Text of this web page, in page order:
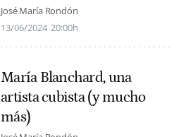
José María Rondón
13/06/2024 20:00h
María Blanchard, una
artista cubista (y mucho
más)